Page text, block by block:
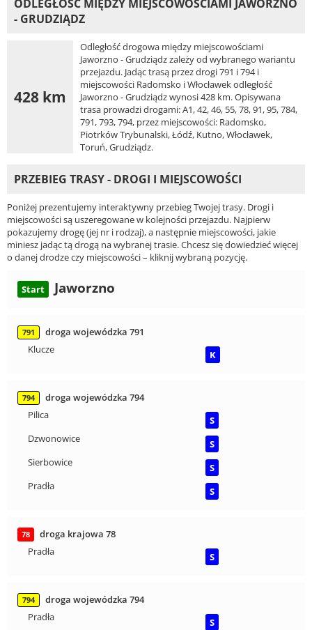
ODLEGŁOŚĆ MIĘDZY MIEJSCOWOŚCIAMI JAWORZNO
- GRUDZIĄDZ
428 km
Odległość drogowa między miejscowościami
Jaworzno - Grudziądz zależy od wybranego wariantu
przejazdu. Jadąc trasą przez drogi 791 i 794 i
miejscowości Radomsko i Włocławek odległość
Jaworzno - Grudziądz wynosi 428 km. Opisywana
trasa prowadzi drogami: A1, 42, 46, 55, 78, 91, 95, 784,
791, 793, 794, przez miejscowości: Radomsko,
Piotrków Trybunalski, Łódź, Kutno, Włocławek,
Toruń, Grudziądz.
PRZEBIEG TRASY - DROGI I MIEJSCOWOŚCI
Poniżej prezentujemy interaktywny przebieg Twojej trasy. Drogi i
miejscowości są uszeregowane w kolejności przejazdu. Najpierw
pokazujemy drogę (jej nr i rodzaj), a następnie miejscowości, jakie
miniesz jadąc tą drogą na wybranej trasie. Chcesz się dowiedzieć więcej
o danej drodze czy miejscowości – kliknij wybraną pozycję.
Start Jaworzno
791
droga wojewódzka 791
Klucze
K
794
droga wojewódzka 794
Pilica
S
Dzwonowice
S
Sierbowice
S
Pradła
S
78
droga krajowa 78
Pradła
S
794
droga wojewódzka 794
Pradła
S